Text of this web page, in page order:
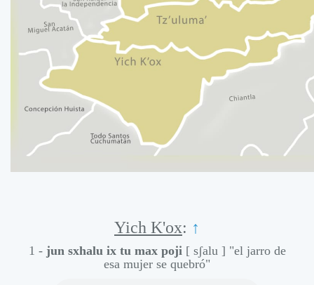
Yich K'ox: ↑
1 - jun sxhalu ix tu max poji [ sʃalu ] "el jarro de
esa mujer se quebró"